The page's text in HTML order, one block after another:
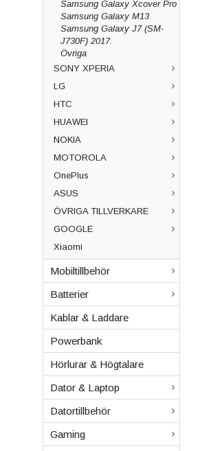
Samsung Galaxy Xcover Pro
Samsung Galaxy M13
Samsung Galaxy J7 (SM-
J730F) 2017.
Övriga
SONY XPERIA
LG
HTC
HUAWEI
NOKIA
MOTOROLA
OnePlus
ASUS
ÖVRIGA TILLVERKARE
GOOGLE
Xiaomi
Mobiltillbehör
Batterier
Kablar & Laddare
Powerbank
Hörlurar & Högtalare
Dator & Laptop
Datortillbehör
Gaming